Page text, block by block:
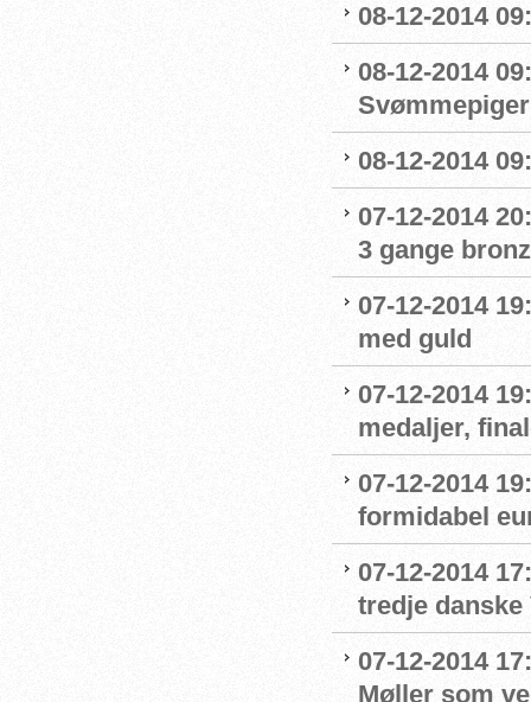
08-12-2014
08-12-2014
08-12-2014
07-12-2014
3 gange
07-12-2014
med guld
07-12-2014
medaljer,
07-12-2014
formidabel
07-12-2014
tredje danske
07-12-2014
Møller som